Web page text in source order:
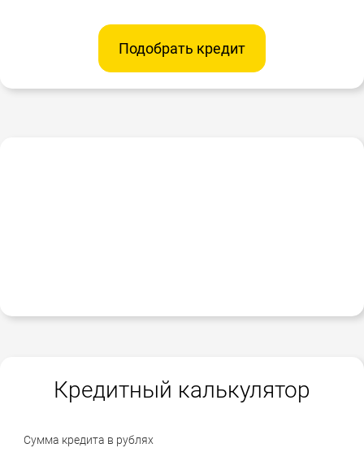
Подобрать кредит
Кредитный калькулятор
Сумма кредита в рублях